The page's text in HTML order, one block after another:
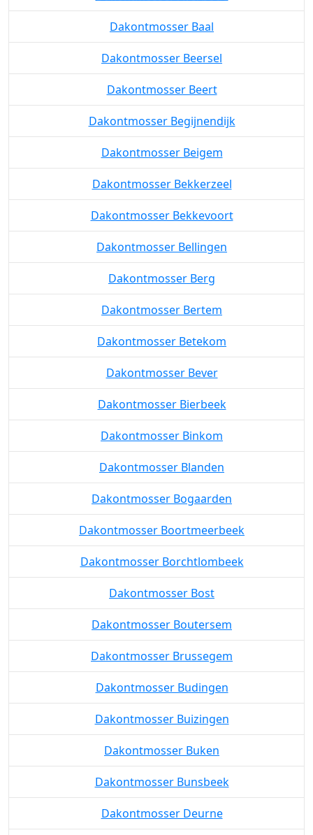
Dakontmosser Attenrode
Dakontmosser Averbode
Dakontmosser Baal
Dakontmosser Beersel
Dakontmosser Beert
Dakontmosser Begijnendijk
Dakontmosser Beigem
Dakontmosser Bekkerzeel
Dakontmosser Bekkevoort
Dakontmosser Bellingen
Dakontmosser Berg
Dakontmosser Bertem
Dakontmosser Betekom
Dakontmosser Bever
Dakontmosser Bierbeek
Dakontmosser Binkom
Dakontmosser Blanden
Dakontmosser Bogaarden
Dakontmosser Boortmeerbeek
Dakontmosser Borchtlombeek
Dakontmosser Bost
Dakontmosser Boutersem
Dakontmosser Brussegem
Dakontmosser Budingen
Dakontmosser Buizingen
Dakontmosser Buken